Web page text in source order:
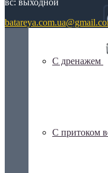
С дренажем
С притоком